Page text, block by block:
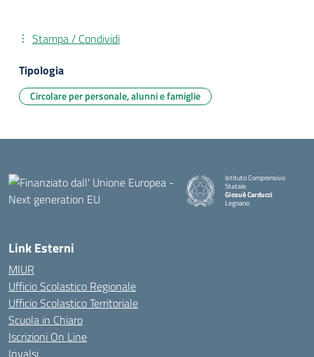
Stampa / Condividi
Tipologia
Circolare per personale, alunni e famiglie
Istituto Comprensivo
Statale
Giosuè Carducci
Legnano
Link Esterni
MIUR
Ufficio Scolastico Regionale
Ufficio Scolastico Territoriale
Scuola in Chiaro
Iscrizioni On Line
Invalsi